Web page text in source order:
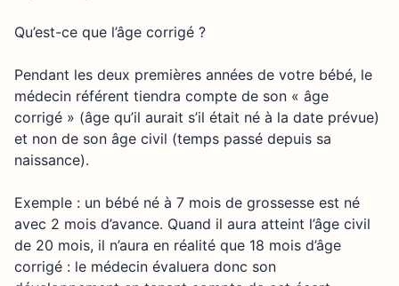
Qu’est-ce que l’âge corrigé ?
Pendant les deux premières années de votre bébé, le
médecin référent tiendra compte de son « âge
corrigé » (âge qu’il aurait s’il était né à la date prévue)
et non de son âge civil (temps passé depuis sa
naissance).
Exemple : un bébé né à 7 mois de grossesse est né
avec 2 mois d’avance. Quand il aura atteint l’âge civil
de 20 mois, il n’aura en réalité que 18 mois d’âge
corrigé : le médecin évaluera donc son